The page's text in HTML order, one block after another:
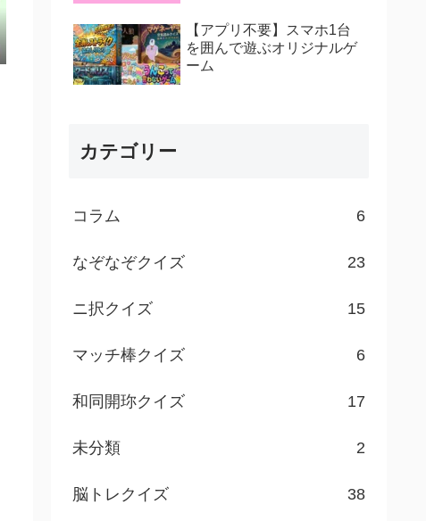
【アプリ不要】スマホ1台
を囲んで遊ぶオリジナルゲ
ーム
カテゴリー
コラム 6
なぞなぞクイズ 23
ニ択クイズ 15
マッチ棒クイズ 6
和同開珎クイズ 17
未分類 2
脳トレクイズ 38